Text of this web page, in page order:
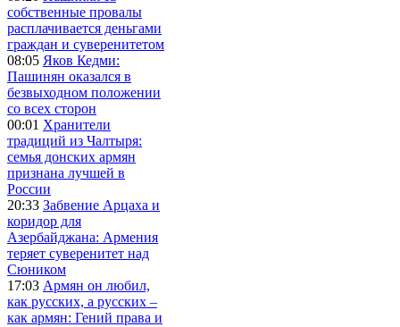
собственные провалы
расплачивается деньгами
граждан и суверенитетом
08:05 Яков Кедми:
Пашинян оказался в
безвыходном положении
со всех сторон
00:01 Хранители
традиций из Чалтыря:
семья донских армян
признана лучшей в
России
20:33 Забвение Арцаха и
коридор для
Азербайджана: Армения
теряет суверенитет над
Сюником
17:03 Армян он любил,
как русских, а русских –
как армян: Гений права и